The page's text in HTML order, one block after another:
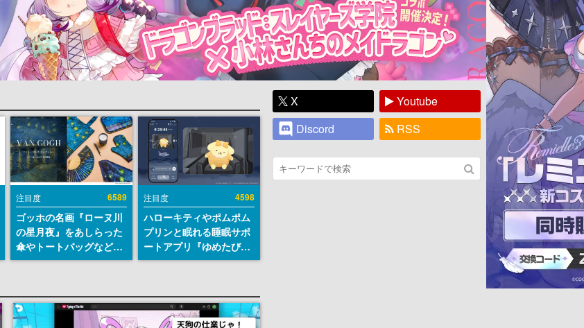
注目度 6589
ゴッホの名画『ローヌ川
の星月夜』をあしらった
傘やトートバッグなどが
登場。8月7日21時より2
注目度 4598
ハローキティやポムポム
プリンと眠れる睡眠サポ
ートアプリ『ゆめたび』
が配信中。キャラごとの
X
Youtube
Discord
RSS